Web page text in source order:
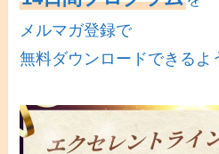
メルマガ登録で
無料ダウンロードできるよ